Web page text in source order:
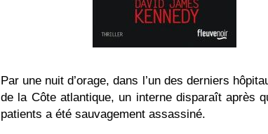
Par une nuit d’orage, dans l’un des derniers
de la Côte atlantique, un interne disparaît après
patients a été sauvagement assassiné.